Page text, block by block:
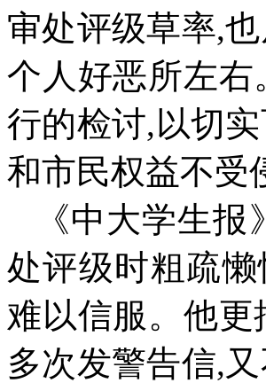
审处评级草率,
个人好恶所左
行的检讨,以切
和市民权益不受
《中大学生
处评级时粗疏懒
难以信服。他
多次发警告信,